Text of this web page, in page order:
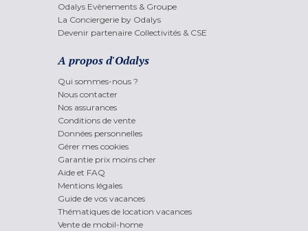
Odalys Evènements & Groupe
La Conciergerie by Odalys
Devenir partenaire Collectivités & CSE
A propos d'Odalys
Qui sommes-nous ?
Nous contacter
Nos assurances
Conditions de vente
Données personnelles
Gérer mes cookies
Garantie prix moins cher
Aide et FAQ
Mentions légales
Guide de vos vacances
Thématiques de location vacances
Vente de mobil-home